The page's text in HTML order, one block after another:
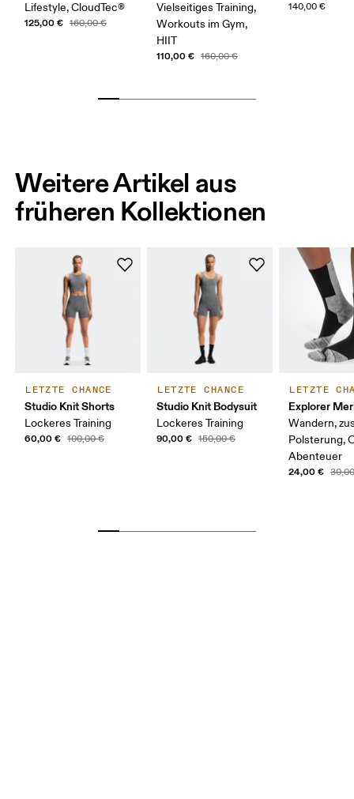
Lifestyle, CloudTec®
125,00 € 160,00 €
Vielseitiges Training,
Workouts im Gym,
HIIT
110,00 € 160,00 €
140,00 €
Weitere Artikel aus
früheren Kollektionen
LETZTE CHANCE
Studio Knit Shorts
Lockeres Training
60,00 € 100,00 €
LETZTE CHANCE
Studio Knit Bodysuit
Lockeres Training
90,00 € 150,00 €
LETZTE
Explorer
Wandern,
Polsterung,
Abenteuer
24,00 €